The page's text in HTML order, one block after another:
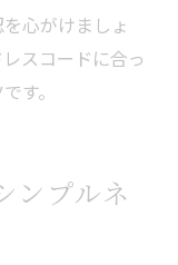
心がけましょ
スコードに合っ
す。
ンプルネ